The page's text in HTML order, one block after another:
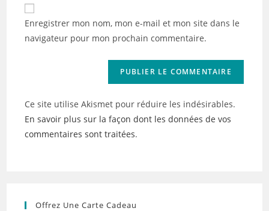
comment
votre
(facultatif)
Enregistrer mon nom, mon e-mail et mon site dans le
navigateur pour mon prochain commentaire.
Ce site utilise Akismet pour réduire les indésirables.
En savoir plus sur la façon dont les données de vos
commentaires sont traitées.
Offrez Une Carte Cadeau